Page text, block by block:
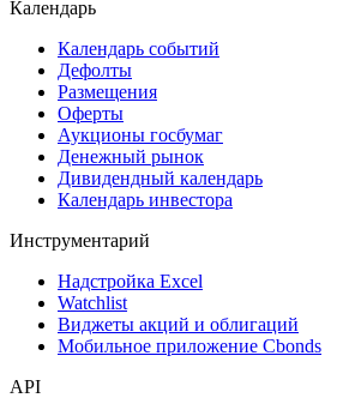
Дивидендный календарь
Календарь
Календарь событий
Дефолты
Размещения
Оферты
Аукционы госбумаг
Денежный рынок
Календарь инвестора
Инструментарий
Надстройка Excel